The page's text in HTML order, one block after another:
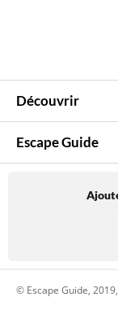
Découvrir
Escape Guide
© Escape Guide,